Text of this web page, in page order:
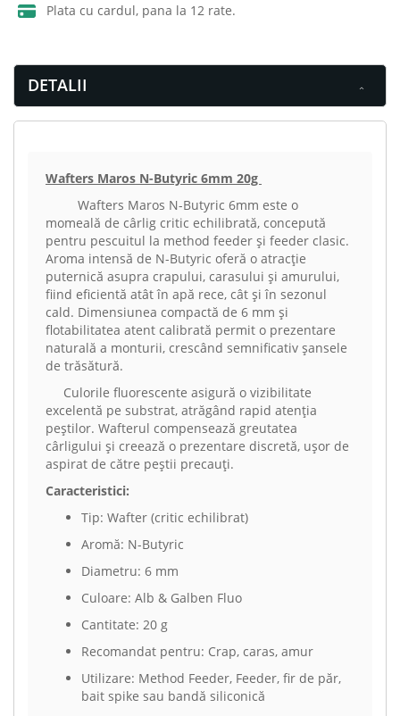
Plata cu cardul, pana la 12 rate.
DETALII
Wafters Maros N-Butyric 6mm 20g
Wafters Maros N-Butyric 6mm este o
momeală de cârlig critic echilibrată, concepută
pentru pescuitul la method feeder și feeder clasic.
Aroma intensă de N-Butyric oferă o atracție
puternică asupra crapului, carasului și amurului,
fiind eficientă atât în apă rece, cât și în sezonul
cald. Dimensiunea compactă de 6 mm și
flotabilitatea atent calibrată permit o prezentare
naturală a monturii, crescând semnificativ șansele
de trăsătură.
Culorile fluorescente asigură o vizibilitate
excelentă pe substrat, atrăgând rapid atenția
peștilor. Wafterul compensează greutatea
cârligului și creează o prezentare discretă, ușor de
aspirat de către peștii precauți.
Caracteristici:
Tip: Wafter (critic echilibrat)
Aromă: N-Butyric
Diametru: 6 mm
Culoare: Alb & Galben Fluo
Cantitate: 20 g
Recomandat pentru: Crap, caras, amur
Utilizare: Method Feeder, Feeder, fir de păr,
bait spike sau bandă siliconică